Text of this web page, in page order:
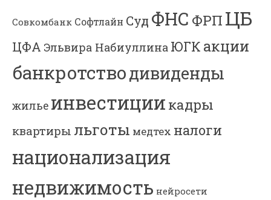
Совкомбанк Софтлайн Суд ФНС ФРП ЦБ
ЦФА Эльвира Набиуллина ЮГК акции
банкротстводивиденды
жилье инвестиции кадры
квартиры льготы медтех налоги
национализация
недвижимость нейросети